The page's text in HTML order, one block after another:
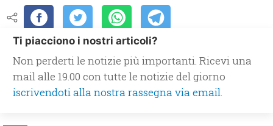
Ti piacciono i nostri articoli?
Non perderti le notizie più importanti. Ricevi una
mail alle 19.00 con tutte le notizie del giorno
iscrivendoti alla nostra rassegna via email.